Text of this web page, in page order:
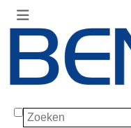
Zoeken